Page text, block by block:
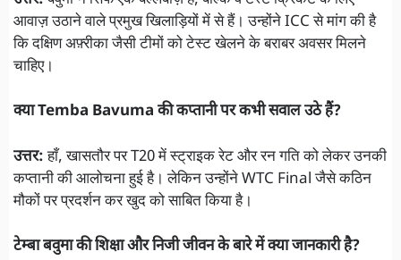
आवाज़ उठाने वाले प्रमुख खिलाड़ियों में से हैं। उन्होंने ICC से मांग की है
कि दक्षिण अफ़्रीका जैसी टीमों को टेस्ट खेलने के बराबर अवसर मिलने
चाहिए।
क्या Temba Bavuma की कप्तानी पर कभी सवाल उठे हैं?
उत्तर:हाँ, खासतौर पर T20 में स्ट्राइक रेट और रन गति को लेकर उनकी
कप्तानी की आलोचना हुई है। लेकिन उन्होंने WTC Final जैसे कठिन
मौकों पर प्रदर्शन कर खुद को साबित किया है।
टेम्बा बवुमा की शिक्षा और निजी जीवन के बारे में क्या जानकारी है?